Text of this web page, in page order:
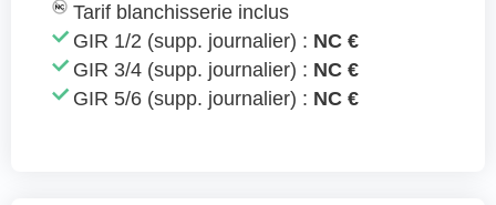
Tarif blanchisserie inclus
GIR 1/2 (supp. journalier) : NC €
GIR 3/4 (supp. journalier) : NC €
GIR 5/6 (supp. journalier) : NC €